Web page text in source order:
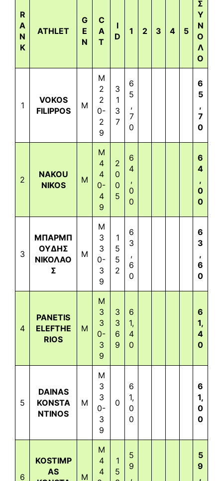
R
A
N
K
ATHLET
G
E
N
C
A
T
I
D
1 2 3 4 5
Σ
Υ
Ν
Ο
Λ
Ο
1
VOKOS
FILIPPOS
M
M
2
2
0-
2
9
3
1
3
7
6
5
,
7
0
6
5
,
7
0
2
NAKOU
NIKOS
M
M
4
4
0-
4
9
2
0
0
5
6
4
,
0
0
6
4
,
0
0
3
ΜΠΑΡΜΠ
ΟΥΔΗΣ
ΝΙΚΟΛΑΟ
Σ
M
M
3
3
0-
3
9
1
5
5
2
6
3
,
6
0
6
3
,
6
0
4
PANETIS
ELEFTHE
RIOS
M
M
3
3
0-
3
9
3
3
6
9
6
1,
4
0
6
1,
4
0
5
DAINAS
KONSTA
NTINOS
M
M
3
3
0-
3
9
0
6
1,
0
0
6
1,
0
0
6
KOSTIMP
AS
M
M
4
4
1
5
5
9
,
5
9
,